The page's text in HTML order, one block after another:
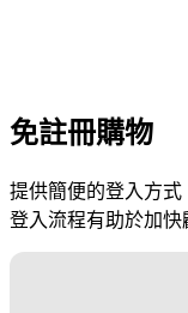
免註冊購物
提供簡便的登入方
登入流程有助於加快